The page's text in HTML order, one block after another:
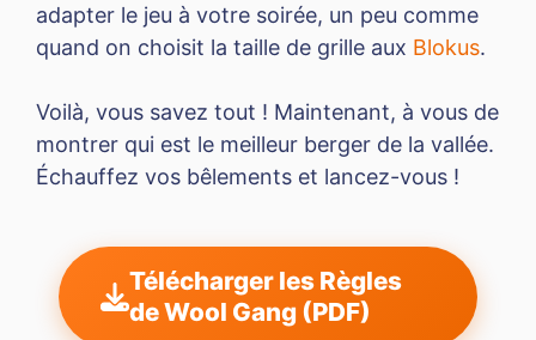
adapter le jeu à votre soirée, un peu comme
quand on choisit la taille de grille aux Blokus.
Voilà, vous savez tout ! Maintenant, à vous de
montrer qui est le meilleur berger de la vallée.
Échauffez vos bêlements et lancez-vous !
Télécharger les Règles
de Wool Gang (PDF)